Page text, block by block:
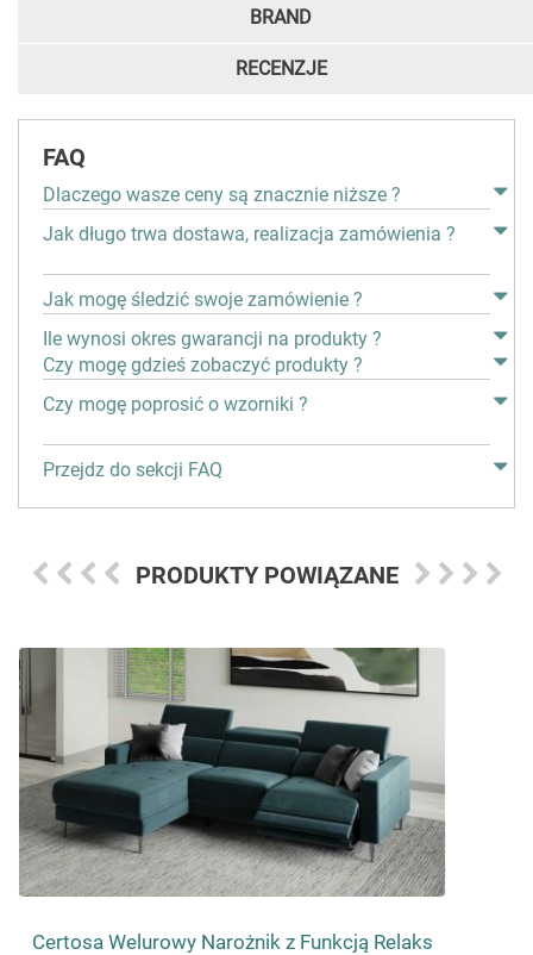
BRAND
RECENZJE
FAQ
Dlaczego wasze ceny są znacznie niższe ?
Jak długo trwa dostawa, realizacja zamówienia ?
Jak mogę śledzić swoje zamówienie ?
Ile wynosi okres gwarancji na produkty ?
Czy mogę gdzieś zobaczyć produkty ?
Czy mogę poprosić o wzorniki ?
Przejdz do sekcji FAQ
PRODUKTY POWIĄZANE
Certosa Welurowy Narożnik z Funkcją Relaks